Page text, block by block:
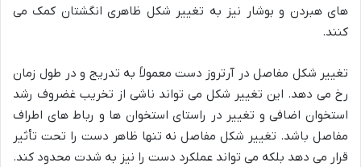
های هبردن و بوشار نیز به تغییر شکل ظاهری انگشتان کمک می
کنند.
تغییر شکل مفاصل در آرتروز دست معمولاً به تدریج و در طول زمان
رخ می دهد. این تغییر شکل می تواند ناشی از تخریب غضروف رشد
استخوان اضافی و تغییر در راستای استخوان ها و رباط های اطراف
مفاصل باشد. تغییر شکل مفاصل نه تنها ظاهر دست را تحت تأثیر
قرار می دهد بلکه می تواند عملکرد دست را نیز به شدت محدود کند.